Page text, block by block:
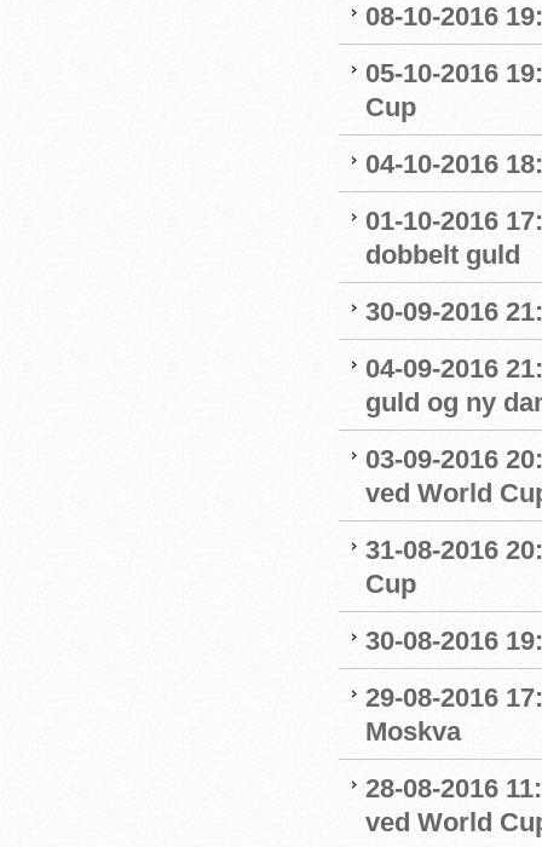
08-10-2016
05-10-2016
Cup
04-10-2016
01-10-2016
dobbelt guld
30-09-2016
04-09-2016
guld og ny
03-09-2016
ved World
31-08-2016
Cup
30-08-2016
29-08-2016
Moskva
28-08-2016
ved World